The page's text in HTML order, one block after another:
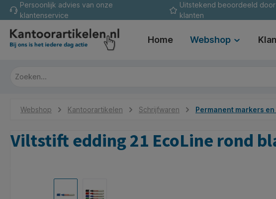
Ga naar de hoofdnavigatie
Persoonlijk advies van onze
klantenservice
Uitstekend beoordeeld
klanten
Home Webshop
Webshop Kantoorartikelen Schrijfwaren Permanent markers
Viltstift edding 21 EcoLine rond